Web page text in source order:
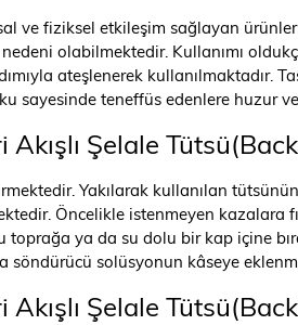
ve fiziksel etkileşim sağlayan
nedeni olabilmektedir. Kullanımı
ateşlenerek kullanılmaktadır.
sayesinde teneffüs edenlere huzur
Şelale
Yakılarak kullanılan
Öncelikle istenmeyen
ya da su dolu bir kap içine
söndürücü solüsyonun kâseye
Şelale